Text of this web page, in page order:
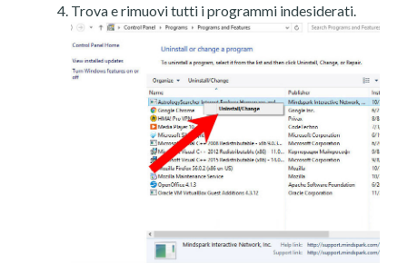
Trova e rimuovi tutti i programmi indesiderati.